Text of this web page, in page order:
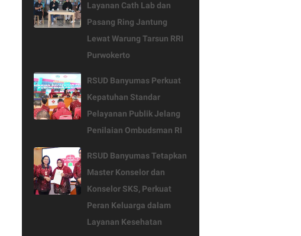
Layanan Cath Lab dan
Pasang Ring Jantung
Lewat Warung Tarsun RRI
Purwokerto
RSUD Banyumas Perkuat
Kepatuhan Standar
Pelayanan Publik Jelang
Penilaian Ombudsman RI
RSUD Banyumas Tetapkan
Master Konselor dan
Konselor SKS, Perkuat
Peran Keluarga dalam
Layanan Kesehatan